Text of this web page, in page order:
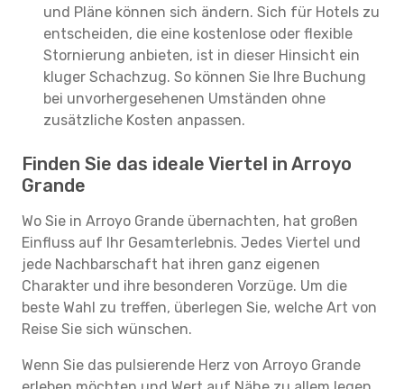
und Pläne können sich ändern. Sich für Hotels zu
entscheiden, die eine kostenlose oder flexible
Stornierung anbieten, ist in dieser Hinsicht ein
kluger Schachzug. So können Sie Ihre Buchung
bei unvorhergesehenen Umständen ohne
zusätzliche Kosten anpassen.
Finden Sie das ideale Viertel in Arroyo
Grande
Wo Sie in Arroyo Grande übernachten, hat großen
Einfluss auf Ihr Gesamterlebnis. Jedes Viertel und
jede Nachbarschaft hat ihren ganz eigenen
Charakter und ihre besonderen Vorzüge. Um die
beste Wahl zu treffen, überlegen Sie, welche Art von
Reise Sie sich wünschen.
Wenn Sie das pulsierende Herz von Arroyo Grande